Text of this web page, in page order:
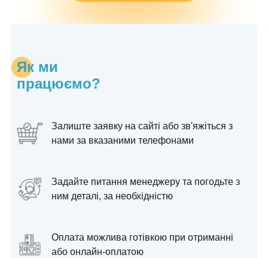
Як ми
працюємо?
Залиште заявку на сайті або зв'яжіться з
нами за вказаними телефонами
Задайте питання менеджеру та погодьте з
ним деталі, за необхідністю
Оплата можлива готівкою при отриманні
або онлайн-оплатою